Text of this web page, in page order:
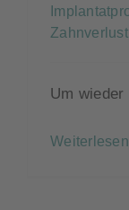
Zahnverlust
Um
Weiterlesen